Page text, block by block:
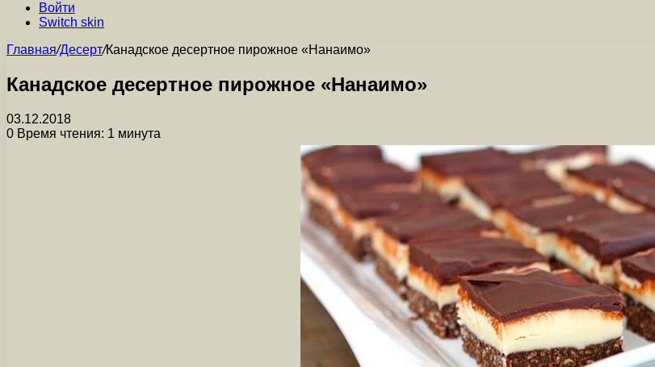
Войти
Switch skin
Главная/Десерт/Канадское десертное пирожное «Нанаимо»
Канадское десертное пирожное «Нанаимо»
03.12.2018
0 Время чтения: 1 минута